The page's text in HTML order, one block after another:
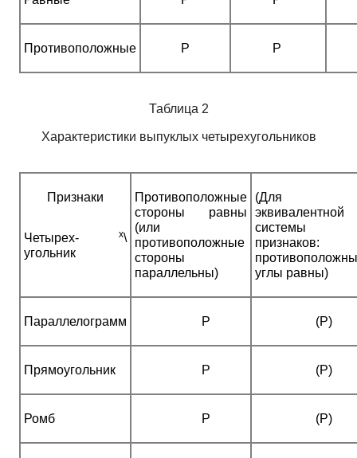
Противоположные Р Р
Таблица 2
Характеристики выпуклых четырехугольников
Признаки
Четырех- х\
угольник
Противоположные
стороны равны
(или
противоположные
стороны
параллельны)
(Для
эквивалентной
системы
признаков:
углы равны)
Параллелограмм Р (P)
Прямоугольник Р (P)
Ромб Р (P)